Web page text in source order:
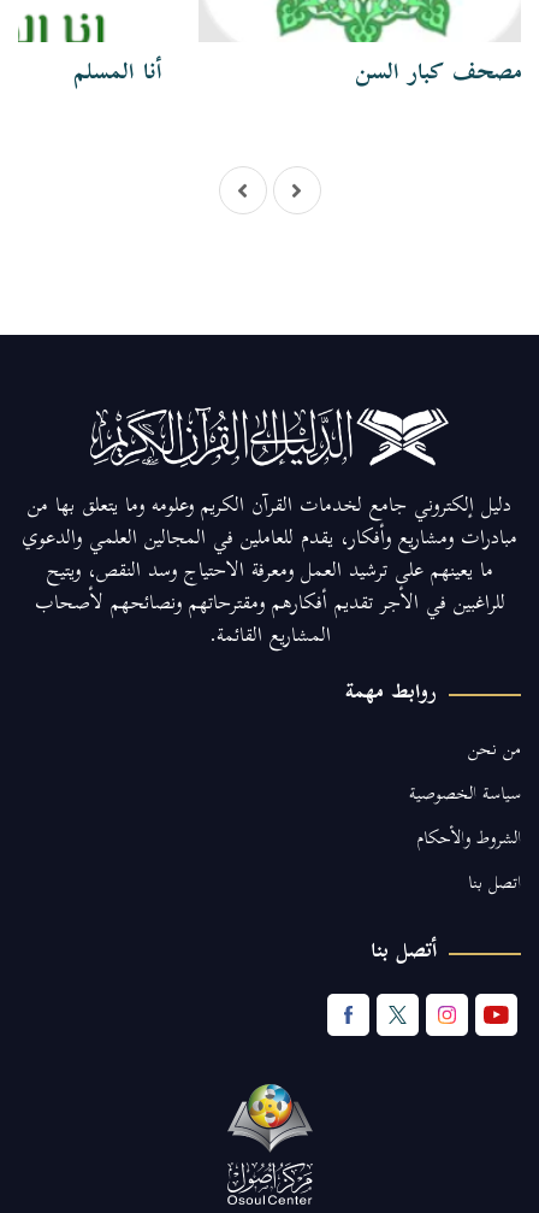
مصحف كبار السن أنا المسلم
دليل إلكتروني جامع لخدمات القرآن الكريم وعلومه وما يتعلق بها من
مبادرات ومشاريع وأفكار، يقدم للعاملين في المجالين العلمي والدعوي
ما يعينهم على ترشيد العمل ومعرفة الاحتياج وسد النقص، ويتيح
للراغبين في الأجر تقديم أفكارهم ومقترحاتهم ونصائحهم لأصحاب
المشاريع القائمة.
روابط مهمة
من نحن
سياسة الخصوصية
الشروط والأحكام
اتصل بنا
أتصل بنا